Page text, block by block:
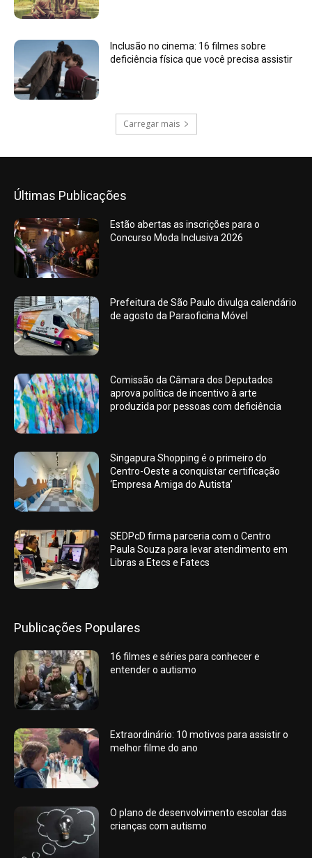
Inclusão no cinema: 16 filmes sobre
deficiência física que você precisa assistir
Carregar mais
Últimas Publicações
Estão abertas as inscrições para o
Concurso Moda Inclusiva 2026
Prefeitura de São Paulo divulga calendário
de agosto da Paraoficina Móvel
Comissão da Câmara dos Deputados
aprova política de incentivo à arte
produzida por pessoas com deficiência
Singapura Shopping é o primeiro do
Centro-Oeste a conquistar certificação
‘Empresa Amiga do Autista’
SEDPcD firma parceria com o Centro
Paula Souza para levar atendimento em
Libras a Etecs e Fatecs
Publicações Populares
16 filmes e séries para conhecer e
entender o autismo
Extraordinário: 10 motivos para assistir o
melhor filme do ano
O plano de desenvolvimento escolar das
crianças com autismo